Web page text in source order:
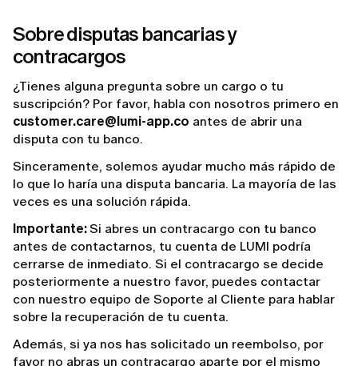
Sobre disputas bancarias y
contracargos
¿Tienes alguna pregunta sobre un cargo o tu
suscripción? Por favor, habla con nosotros primero en
customer.care@lumi-app.co antes de abrir una
disputa con tu banco.
Sinceramente, solemos ayudar mucho más rápido de
lo que lo haría una disputa bancaria. La mayoría de las
veces es una solución rápida.
Importante:Si abres un contracargo con tu banco
antes de contactarnos, tu cuenta de LUMI podría
cerrarse de inmediato. Si el contracargo se decide
posteriormente a nuestro favor, puedes contactar
con nuestro equipo de Soporte al Cliente para hablar
sobre la recuperación de tu cuenta.
Además, si ya nos has solicitado un reembolso, por
favor no abras un contracargo aparte por el mismo